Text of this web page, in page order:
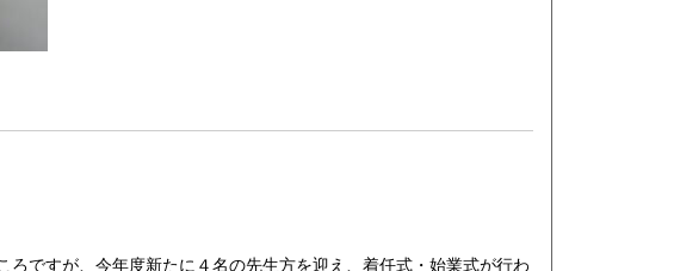
ですが、今年度新たに４名の先生方を迎え、着任式・始業式が行わ